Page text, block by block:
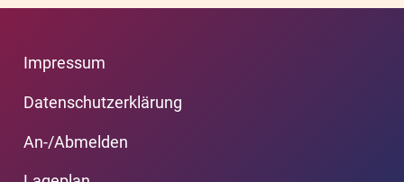
Impressum
Datenschutzerklärung
An-/Abmelden